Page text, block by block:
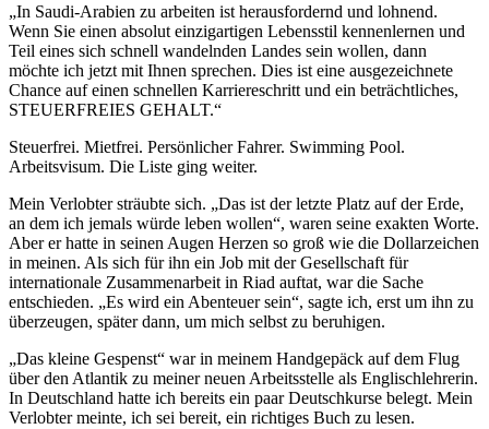
„In Saudi-Arabien zu arbeiten ist herausfordernd und lohnend.
Wenn Sie einen absolut einzigartigen Lebensstil kennenlernen und
Teil eines sich schnell wandelnden Landes sein wollen, dann
möchte ich jetzt mit Ihnen sprechen. Dies ist eine ausgezeichnete
Chance auf einen schnellen Karriereschritt und ein beträchtliches,
STEUERFREIES GEHALT.“
Steuerfrei. Mietfrei. Persönlicher Fahrer. Swimming Pool.
Arbeitsvisum. Die Liste ging weiter.
Mein Verlobter sträubte sich. „Das ist der letzte Platz auf der Erde,
an dem ich jemals würde leben wollen“, waren seine exakten Worte.
Aber er hatte in seinen Augen Herzen so groß wie die Dollarzeichen
in meinen. Als sich für ihn ein Job mit der Gesellschaft für
internationale Zusammenarbeit in Riad auftat, war die Sache
entschieden. „Es wird ein Abenteuer sein“, sagte ich, erst um ihn zu
überzeugen, später dann, um mich selbst zu beruhigen.
„Das kleine Gespenst“ war in meinem Handgepäck auf dem Flug
über den Atlantik zu meiner neuen Arbeitsstelle als Englischlehrerin.
In Deutschland hatte ich bereits ein paar Deutschkurse belegt. Mein
Verlobter meinte, ich sei bereit, ein richtiges Buch zu lesen.